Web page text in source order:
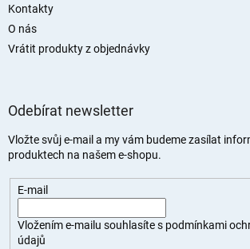
Kontakty
O nás
Vrátit produkty z objednávky
Odebírat newsletter
Vložte svůj e-mail a my vám budeme zasílat
produktech na našem e-shopu.
E-mail
Vložením e-mailu souhlasíte s podmínkami
údajů